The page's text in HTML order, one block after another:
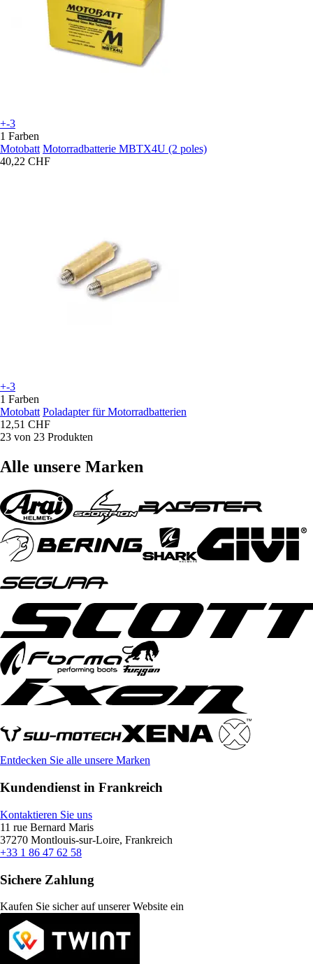
+-3
1 Farben
Motobatt Motorradbatterie MBTX4U (2 poles)
40,22 CHF
+-3
1 Farben
Motobatt Poladapter für Motorradbatterien
12,51 CHF
23 von 23 Produkten
Alle unsere Marken
Entdecken Sie alle unsere Marken
Kundendienst in Frankreich
Kontaktieren Sie uns
11 rue Bernard Maris
37270 Montlouis-sur-Loire, Frankreich
+33 1 86 47 62 58
Sichere Zahlung
Kaufen Sie sicher auf unserer Website ein